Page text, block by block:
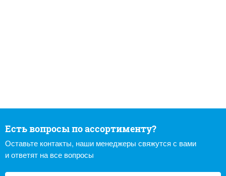
Есть вопросы по ассортименту?
Оставьте контакты, наши менеджеры свяжутся с вами
и ответят на все вопросы